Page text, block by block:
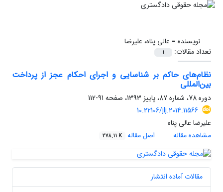
نویسنده = عالی پناه، علیرضا
تعداد مقالات:
1
نظام‌های حاکم بر شناسایی و اجرای احکام عجز از پرداخت
بین‌المللی
دوره 78، شماره 87، پاییز 1393، صفحه
91-112
10.22106/jlj.2014.11566
علیرضا عالی پناه
مشاهده مقاله
اصل مقاله 278.11 K
مقالات آماده انتشار